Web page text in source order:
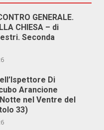
GENERALE.
CHIESA – di
Seconda
Di
Arancione
nel Ventre del
33)